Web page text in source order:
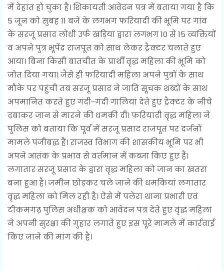
में देहांत हो चुका है। शिकायती आवेदन पत्र में बताया गया है कि
5 जून को सुबह 11 बजे के लगभग फरियादी की भूमि पर गांव
के सरजू प्रसाद लोधी उर्फ खड़िया द्वारा लगभग 10 से 15 व्यक्तियों
व अपने पुत्र भूपेंद्र राजपूत को साथ लेकर ट्रैक्टर चलाते हुए
आया। बिना किसी बातचीत के प्रार्थी वृद्ध महिला की भूमि को
जोत दिया गया। जैसे ही फरियादी महिला अपने पुत्रों के साथ
मौके पर पहुंची तब सरजू प्रसाद ने जाति सूचक शब्दों के साथ
अपमानित करते हुए गंदी-गंदी गालियां देते हुए ट्रैक्टर के नीचे
दबाकर जान से मारने की धमकी दी। फरियादी वृद्ध महिला ने
पुलिस को बताया कि पूर्व में सरजू प्रसाद राजपूत पर दर्जनों
मामले पंजीबद्ध हैं। राजस्व विभाग की शासकीय भूमि पर भी
अपने आतंक के प्रभाव से वर्तमान में कब्जा किए हुए हैं।
लगातार सरजू प्रसाद के द्वारा वृद्ध महिला को जान का खतरा
बना हुआ है। जमीन छोड़कर चले जाने की धमकियां लगातार
वृद्ध महिला को मिल रही है। ऐसे में पलेरा थाना प्रभारी एवं
टीकमगढ़ पुलिस अधीक्षक को आवेदन पत्र देते हुए वृद्ध महिला
ने अपनी सुरक्षा की गुहार लगाते हुए इस पूरे मामले में कार्रवाई
किए जाने की मांग की है।